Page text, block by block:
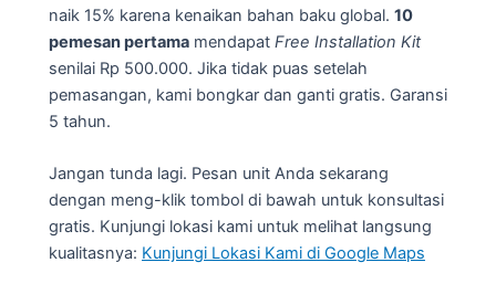
naik 15% karena kenaikan bahan baku global. 10
pemesan pertama mendapat Free Installation Kit
senilai Rp 500.000. Jika tidak puas setelah
pemasangan, kami bongkar dan ganti gratis. Garansi
5 tahun.
Jangan tunda lagi. Pesan unit Anda sekarang
dengan meng-klik tombol di bawah untuk konsultasi
gratis. Kunjungi lokasi kami untuk melihat langsung
kualitasnya: Kunjungi Lokasi Kami di Google Maps